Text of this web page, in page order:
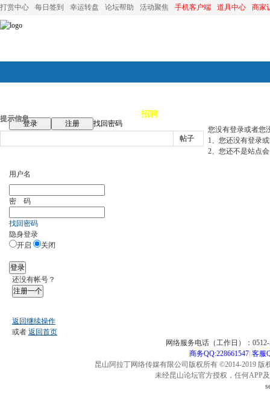
打赏中心 每日签到 幸运转盘 论坛帮助 活动聚焦 手机客户端 道具中心 商家
论坛首页 招聘
登录 注册
找回密码
帖子
提示信息
您没有登录或者您
1、您还没有登录
2、您还不是站点
用户名
密 码
找回密码
隐身登录
开启
关闭
登录
还没有帐号？
注册一个
返回继续操作
或者 返回首页
网络服务电话（工作日）：
商务QQ:228661547| 客服
昆山阿拉丁网络传媒有限公司版权所有 ©2014-2019
未经昆山论坛官方授权，任何APP